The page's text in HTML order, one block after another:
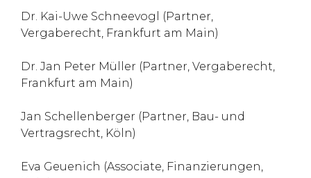
Dr. Kai-Uwe Schneevogl (Partner,
Vergaberecht, Frankfurt am Main)
Dr. Jan Peter Müller (Partner, Vergaberecht,
Frankfurt am Main)
Jan Schellenberger (Partner, Bau- und
Vertragsrecht, Köln)
Eva Geuenich (Associate, Finanzierungen,